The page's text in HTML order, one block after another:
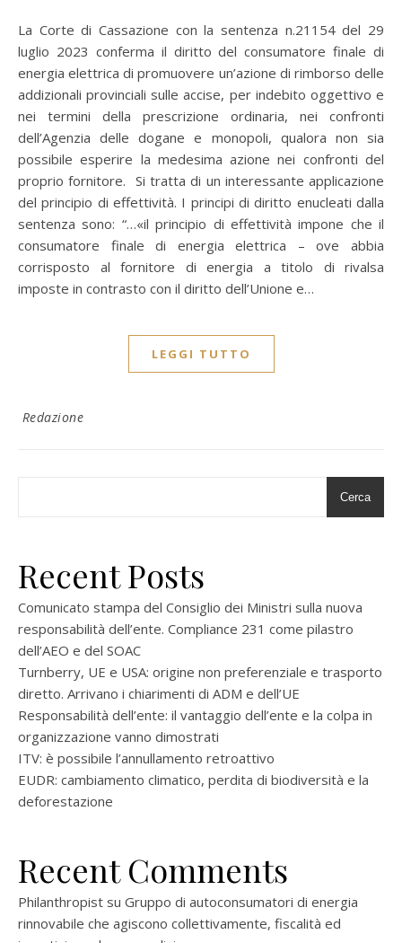
La Corte di Cassazione con la sentenza n.21154 del 29
luglio 2023 conferma il diritto del consumatore finale di
energia elettrica di promuovere un’azione di rimborso delle
addizionali provinciali sulle accise, per indebito oggettivo e
nei termini della prescrizione ordinaria, nei confronti
dell’Agenzia delle dogane e monopoli, qualora non sia
possibile esperire la medesima azione nei confronti del
proprio fornitore. Si tratta di un interessante applicazione
del principio di effettività. I principi di diritto enucleati dalla
sentenza sono: “…«il principio di effettività impone che il
consumatore finale di energia elettrica – ove abbia
corrisposto al fornitore di energia a titolo di rivalsa
imposte in contrasto con il diritto dell’Unione e…
LEGGI TUTTO
Redazione
Cerca
Recent Posts
Comunicato stampa del Consiglio dei Ministri sulla nuova
responsabilità dell’ente. Compliance 231 come pilastro
dell’AEO e del SOAC
Turnberry, UE e USA: origine non preferenziale e trasporto
diretto. Arrivano i chiarimenti di ADM e dell’UE
Responsabilità dell’ente: il vantaggio dell’ente e la colpa in
organizzazione vanno dimostrati
ITV: è possibile l’annullamento retroattivo
EUDR: cambiamento climatico, perdita di biodiversità e la
deforestazione
Recent Comments
Philanthropist su Gruppo di autoconsumatori di energia
rinnovabile che agiscono collettivamente, fiscalità ed